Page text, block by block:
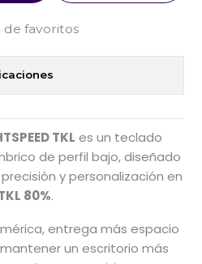
de favoritos
TKL es un teclado
de perfil bajo, diseñado
y personalización en
80%.
entrega más espacio
un escritorio más